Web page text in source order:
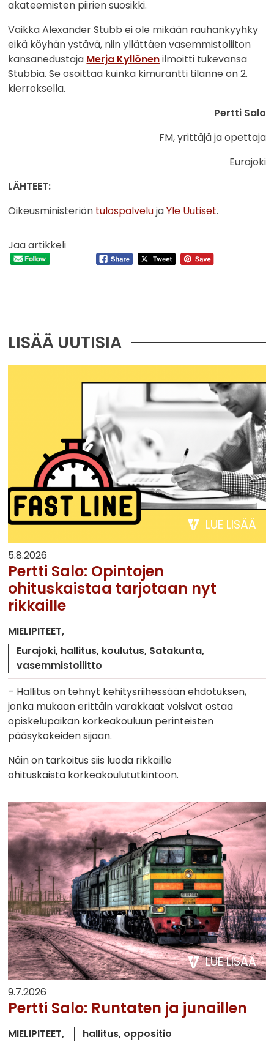
akateemisten piirien suosikki.
Vaikka Alexander Stubb ei ole mikään rauhankyyhky
eikä köyhän ystävä, niin yllättäen vasemmistoliiton
kansanedustaja Merja Kyllönenilmoitti tukevansa
Stubbia. Se osoittaa kuinka kimurantti tilanne on 2.
kierroksella.
Pertti Salo
FM, yrittäjä ja opettaja
Eurajoki
LÄHTEET:
Oikeusministeriön tulospalvelujaYle Uutiset.
Jaa artikkeli
LISÄÄ UUTISIA
LUE LISÄÄ
5.8.2026
Pertti Salo: Opintojen
ohituskaistaa tarjotaan nyt
rikkaille
MIELIPITEET
Eurajoki hallitus koulutus Satakunta
vasemmistoliitto
– Hallitus on tehnyt kehitysriihessään ehdotuksen,
jonka mukaan erittäin varakkaat voisivat ostaa
opiskelupaikan korkeakouluun perinteisten
pääsykokeiden sijaan.
Näin on tarkoitus siis luoda rikkaille
ohituskaista korkeakoulututkintoon.
LUE LISÄÄ
9.7.2026
Pertti Salo: Runtaten ja junaillen
MIELIPITEET hallitus oppositio